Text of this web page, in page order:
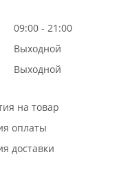
09:00 - 21:00
Выходной
Выходной
на товар
оплаты
доставки